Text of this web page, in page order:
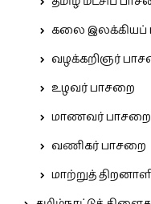
கலை இலக்கியப்
வழக்கறிஞர்
உழவர் பாசறை
மாணவர் பாசறை
வணிகர் பாசறை
மாற்றுத்